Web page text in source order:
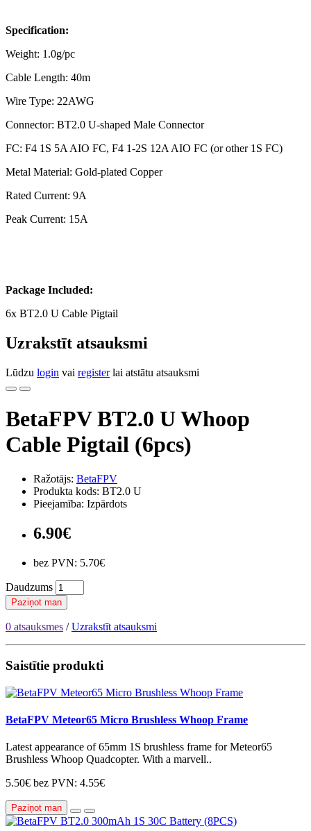
Specification:
Weight: 1.0g/pc
Cable Length: 40m
Wire Type: 22AWG
Connector: BT2.0 U-shaped Male Connector
FC: F4 1S 5A AIO FC, F4 1-2S 12A AIO FC (or other 1S FC)
Metal Material: Gold-plated Copper
Rated Current: 9A
Peak Current: 15A
Package Included:
6x BT2.0 U Cable Pigtail
Uzrakstīt atsauksmi
Lūdzu login vai registerlai atstātu atsauksmi
BetaFPV BT2.0 U Whoop
Cable Pigtail (6pcs)
Ražotājs: BetaFPV
Produkta kods: BT2.0 U
Pieejamība: Izpārdots
6.90€
bez PVN: 5.70€
Daudzums
Paziņot man
0 atsauksmes /Uzrakstīt atsauksmi
Saistītie produkti
BetaFPV Meteor65 Micro Brushless Whoop Frame
Latest appearance of 65mm 1S brushless frame for Meteor65
Brushless Whoop Quadcopter. With a marvell..
5.50€ bez PVN: 4.55€
Paziņot man